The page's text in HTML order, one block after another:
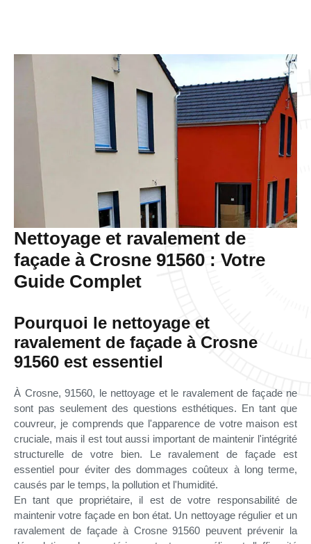
Nettoyage et ravalement de
façade à Crosne 91560 : Votre
Guide Complet
Pourquoi le nettoyage et
ravalement de façade à Crosne
91560 est essentiel
À Crosne, 91560, le nettoyage et le ravalement de façade ne
sont pas seulement des questions esthétiques. En tant que
couvreur, je comprends que l'apparence de votre maison est
cruciale, mais il est tout aussi important de maintenir l'intégrité
structurelle de votre bien. Le ravalement de façade est
essentiel pour éviter des dommages coûteux à long terme,
causés par le temps, la pollution et l'humidité.
En tant que propriétaire, il est de votre responsabilité de
maintenir votre façade en bon état. Un nettoyage régulier et un
ravalement de façade à Crosne 91560 peuvent prévenir la